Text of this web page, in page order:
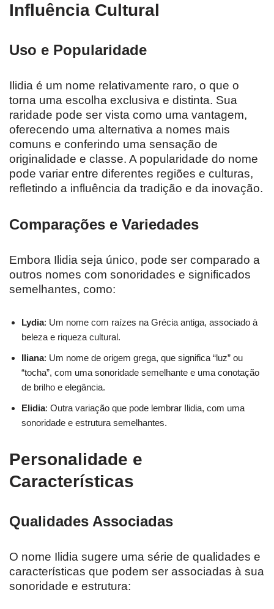
Influência Cultural
Uso e Popularidade
Ilidia é um nome relativamente raro, o que o
torna uma escolha exclusiva e distinta. Sua
raridade pode ser vista como uma vantagem,
oferecendo uma alternativa a nomes mais
comuns e conferindo uma sensação de
originalidade e classe. A popularidade do nome
pode variar entre diferentes regiões e culturas,
refletindo a influência da tradição e da inovação.
Comparações e Variedades
Embora Ilidia seja único, pode ser comparado a
outros nomes com sonoridades e significados
semelhantes, como:
Lydia: Um nome com raízes na Grécia antiga, associado à
beleza e riqueza cultural.
Iliana: Um nome de origem grega, que significa “luz” ou
“tocha”, com uma sonoridade semelhante e uma conotação
de brilho e elegância.
Elidia: Outra variação que pode lembrar Ilidia, com uma
sonoridade e estrutura semelhantes.
Personalidade e
Características
Qualidades Associadas
O nome Ilidia sugere uma série de qualidades e
características que podem ser associadas à sua
sonoridade e estrutura: